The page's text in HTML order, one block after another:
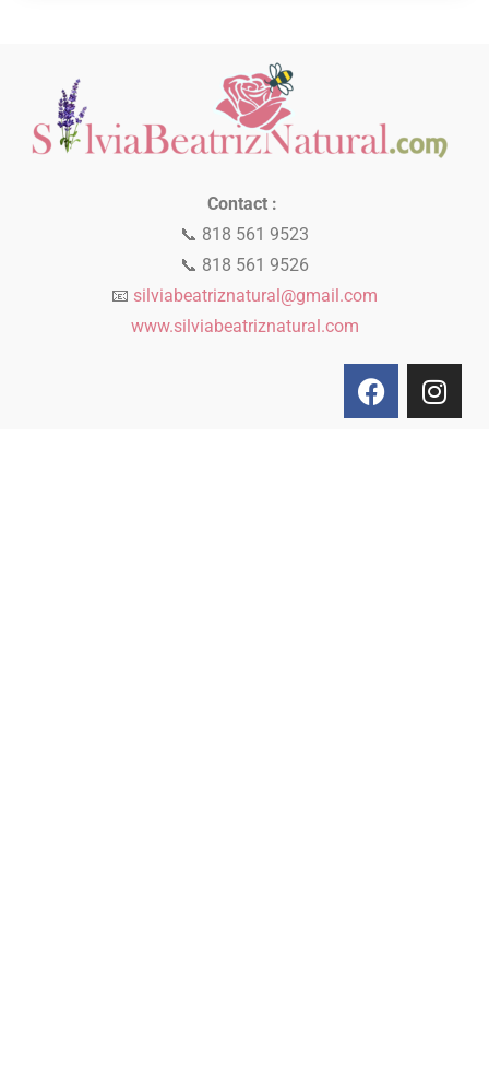
Contact :
📞 818 561 9523
📞 818 561 9526
📧 silviabeatriznatural@gmail.com
www.silviabeatriznatural.com